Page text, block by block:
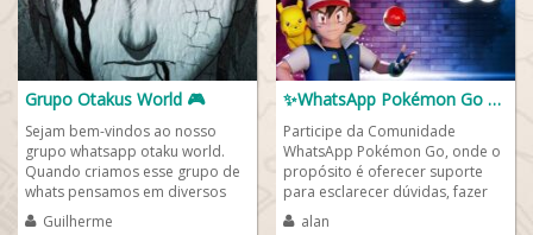
Grupo Otakus World 🎮
Sejam bem-vindos ao nosso
grupo whatsapp otaku world.
Quando criamos esse grupo de
whats pensamos em diversos
nomes para grupos de otakus
Guilherme
✨WhatsApp Pokémon Go 💫🦊
Participe da Comunidade
WhatsApp Pokémon Go, onde o
propósito é oferecer suporte
para esclarecer dúvidas, fazer
novas amizades, realizar trocas
alan